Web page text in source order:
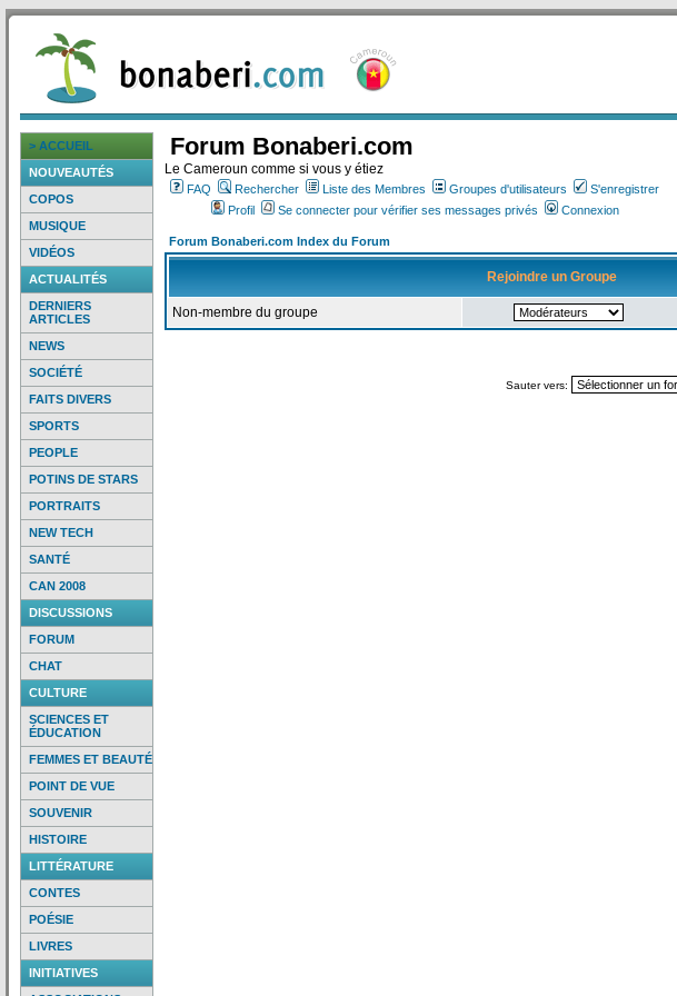
> ACCUEIL
NOUVEAUTÉS
COPOS
MUSIQUE
VIDÉOS
ACTUALITÉS
DERNIERS
ARTICLES
NEWS
SOCIÉTÉ
FAITS DIVERS
SPORTS
PEOPLE
POTINS DE STARS
PORTRAITS
NEW TECH
SANTÉ
CAN 2008
DISCUSSIONS
FORUM
CHAT
CULTURE
SCIENCES ET
ÉDUCATION
FEMMES ET BEAUTÉ
POINT DE VUE
SOUVENIR
HISTOIRE
LITTÉRATURE
CONTES
POÉSIE
LIVRES
INITIATIVES
Forum Bonaberi.com
Le Cameroun comme si vous y étiez
FAQ Rechercher Liste des Membres Groupes d'utilisateurs
S'enregistrer
Profil
Se connecter pour vérifier ses messages privés Connexion
Forum Bonaberi.com Index du Forum
Rejoindre un Groupe
Non-membre du groupe
Sauter vers: